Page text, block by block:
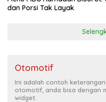
dan Porsi Tak Layak
Otomotif
Ini adalah contoh
otomotif, anda bisa dengan
widget.